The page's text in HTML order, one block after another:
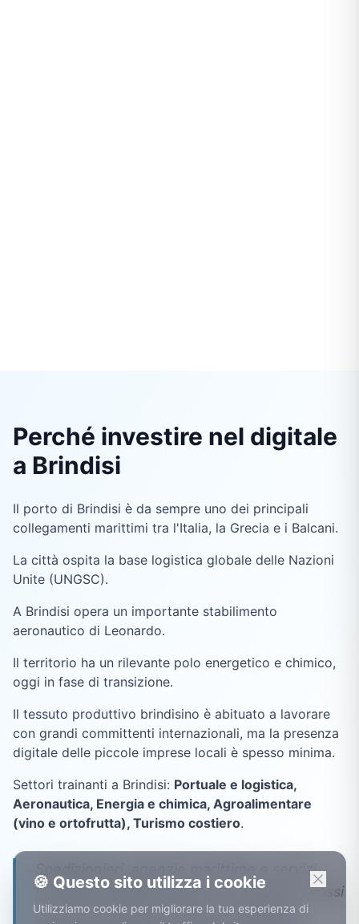
Perché investire nel digitale
a Brindisi
Il porto di Brindisi è da sempre uno dei principali
collegamenti marittimi tra l'Italia, la Grecia e i Balcani.
La città ospita la base logistica globale delle Nazioni
Unite (UNGSC).
A Brindisi opera un importante stabilimento
aeronautico di Leonardo.
Il territorio ha un rilevante polo energetico e chimico,
oggi in fase di transizione.
Il tessuto produttivo brindisino è abituato a lavorare
con grandi committenti internazionali, ma la presenza
digitale delle piccole imprese locali è spesso minima.
Settori trainanti a Brindisi: Portuale e logistica,
Aeronautica, Energia e chimica, Agroalimentare
(vino e ortofrutta), Turismo costiero.
Spedizionieri, agenzie marittime e servizi
portuali brindisini gestiscono pratiche e flussi
continui: integrare i sistemi e abbattere i
🍪 Questo sito utilizza i cookie
Utilizziamo cookie per migliorare la tua esperienza di